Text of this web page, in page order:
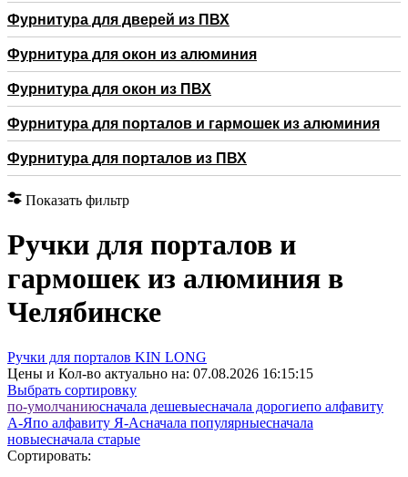
Фурнитура для дверей из ПВХ
Фурнитура для окон из алюминия
Фурнитура для окон из ПВХ
Фурнитура для порталов и гармошек из алюминия
Фурнитура для порталов из ПВХ
Показать фильтр
Ручки для порталов и
гармошек из алюминия в
Челябинске
Ручки для порталов KIN LONG
Цены и Кол-во актуально на: 07.08.2026 16:15:15
Выбрать сортировку
по-умолчаниюcначала дешевыеcначала дорогиепо алфавиту
А-Япо алфавиту Я-Аcначала популярныеcначала
новыеcначала старые
Сортировать: